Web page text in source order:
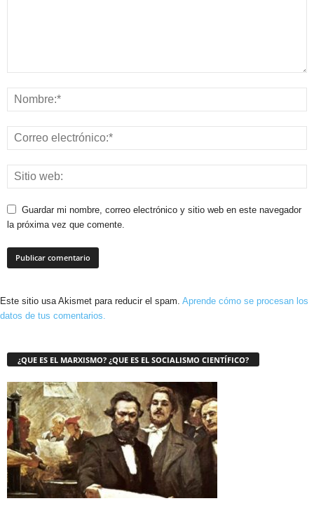
Guardar mi nombre, correo electrónico y sitio web en este navegador
la próxima vez que comente.
Este sitio usa Akismet para reducir el spam. Aprende cómo se procesan los
datos de tus comentarios.
¿QUE ES EL MARXISMO? ¿QUE ES EL SOCIALISMO CIENTÍFICO?